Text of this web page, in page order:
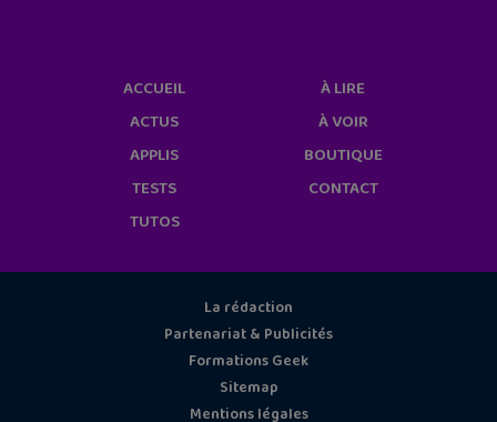
ACCUEIL
ACTUS
APPLIS
TESTS
TUTOS
À LIRE
À VOIR
BOUTIQUE
CONTACT
La rédaction
Partenariat & Publicités
Formations Geek
Sitemap
Mentions légales